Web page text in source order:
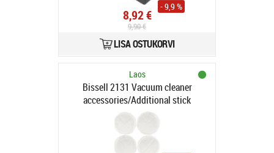
8,92 €
- 9,9 %
9,90 €
LISA OSTUKORVI
Laos
Bissell 2131 Vacuum cleaner
accessories/Additional stick
vacuum cleaner mop pad (2131)